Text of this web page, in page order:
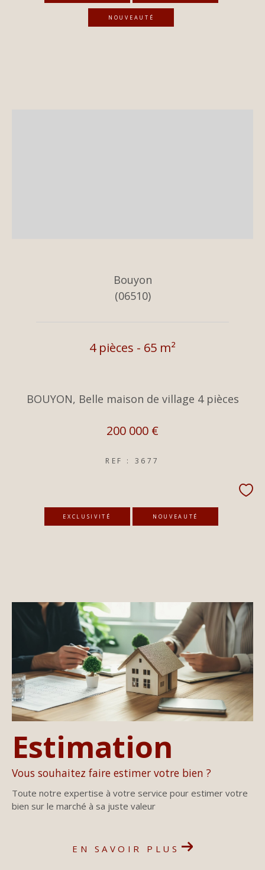
NOUVEAUTÉ
Bouyon
(06510)
4 pièces - 65 m²
BOUYON, Belle maison de village 4 pièces
200 000 €
REF : 3677
EXCLUSIVITÉ NOUVEAUTÉ
Estimation
Vous souhaitez faire estimer votre bien ?
Toute notre expertise à votre service pour estimer votre
bien sur le marché à sa juste valeur
EN SAVOIR PLUS